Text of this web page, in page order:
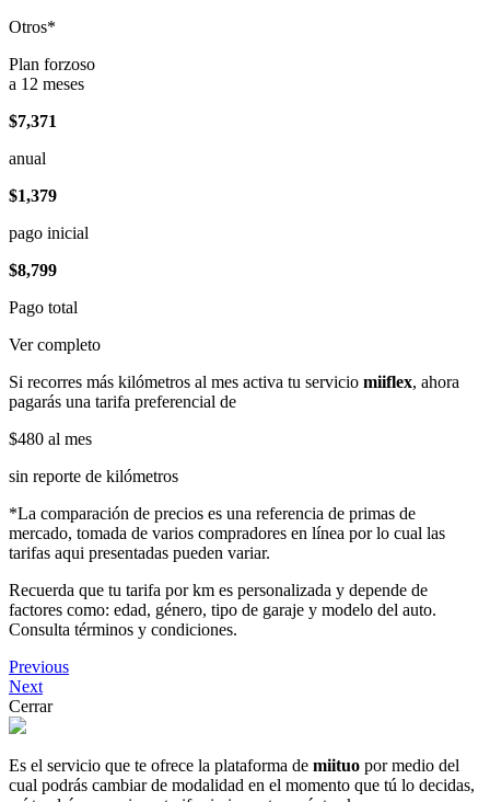
Otros*
Plan forzoso
a 12 meses
$7,371
anual
$1,379
pago inicial
$8,799
Pago total
Ver completo
Si recorres más kilómetros al mes activa tu servicio miiflex, ahora
pagarás una tarifa preferencial de
$480 al mes
sin reporte de kilómetros
*La comparación de precios es una referencia de primas de
mercado, tomada de varios compradores en línea por lo cual las
tarifas aqui presentadas pueden variar.
Recuerda que tu tarifa por km es personalizada y depende de
factores como: edad, género, tipo de garaje y modelo del auto.
Consulta términos y condiciones.
Previous
Next
Cerrar
Es el servicio que te ofrece la plataforma de miituo por medio del
cual podrás cambiar de modalidad en el momento que tú lo decidas,